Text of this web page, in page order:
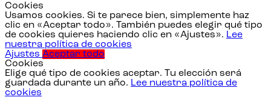
Cookies
Usamos cookies. Si te parece bien, simplemente haz
clic en «Aceptar todo». También puedes elegir qué tipo
de cookies quieres haciendo clic en «Ajustes». Lee
nuestra política de cookies
Ajustes Aceptar todo
Cookies
Elige qué tipo de cookies aceptar. Tu elección será
guardada durante un año. Lee nuestra política de
cookies